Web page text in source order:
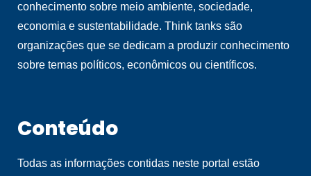
conhecimento sobre meio ambiente, sociedade,
economia e sustentabilidade. Think tanks são
organizações que se dedicam a produzir conhecimento
sobre temas políticos, econômicos ou científicos.
Conteúdo
Todas as informações contidas neste portal estão